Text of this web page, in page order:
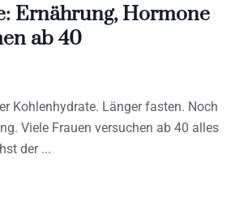
Ernährung, Hormone
ab 40
Kohlenhydrate. Länger fasten. Noch
Viele Frauen versuchen ab 40 alles
der